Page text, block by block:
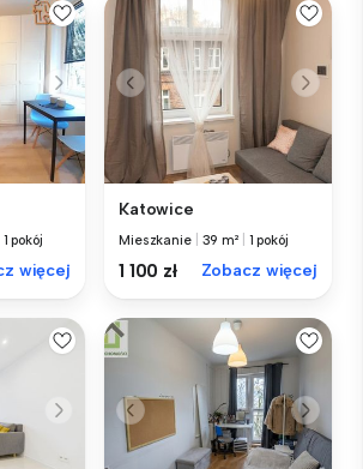
1 pokój
więcej
Katowice
Mieszkanie 39 m² 1 pokój
1 100 zł Zobacz więcej